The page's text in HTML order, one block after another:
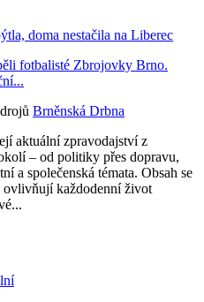
doma nestačila na Liberec
fotbalisté Zbrojovky Brno.
Brněnská Drbna
aktuální zpravodajství z
– od politiky přes dopravu,
a společenská témata. Obsah se
ovlivňují každodenní život